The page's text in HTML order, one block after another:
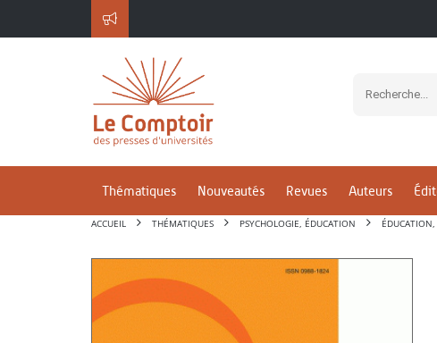
Thématiques Nouveautés Revues Auteurs
ACCUEIL THÉMATIQUES PSYCHOLOGIE, ÉDUCATION